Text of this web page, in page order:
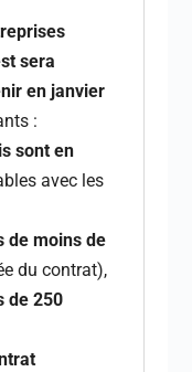
sera
en janvier
:
sont en
avec les
de moins de
du contrat),
de 250